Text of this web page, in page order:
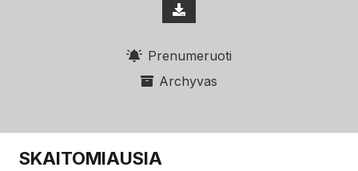
Prenumeruoti
Archyvas
SKAITOMIAUSIA